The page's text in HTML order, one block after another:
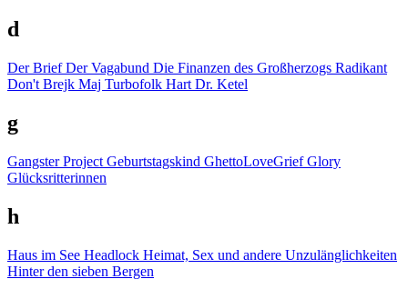
d
Der Brief Der Vagabund Die Finanzen des Großherzogs Radikant
Don't Brejk Maj Turbofolk Hart Dr. Ketel
g
Gangster Project Geburtstagskind GhettoLoveGrief Glory
Glücksritterinnen
h
Haus im See Headlock Heimat, Sex und andere Unzulänglichkeiten
Hinter den sieben Bergen